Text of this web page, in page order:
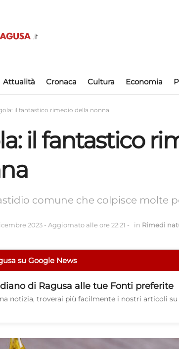
Attualità Cronaca Cultura Economia
il fantastico rimedio della nonna
il fantastico
comune che colpisce molte
2023 - Aggiornato alle ore 22:21 - in Rimedi
su Google News
di Ragusa alle tue Fonti preferite
notizia, troverai più facilmente i nostri articoli su